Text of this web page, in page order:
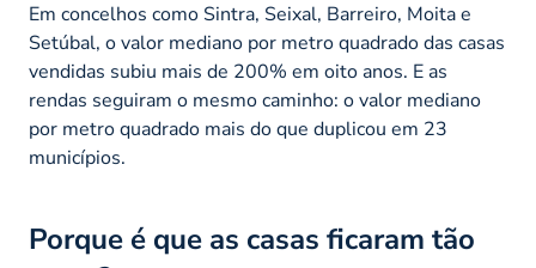
Em concelhos como Sintra, Seixal, Barreiro, Moita e
Setúbal, o valor mediano por metro quadrado das casas
vendidas subiu mais de 200% em oito anos. E as
rendas seguiram o mesmo caminho: o valor mediano
por metro quadrado mais do que duplicou em 23
municípios.
Porque é que as casas ficaram tão